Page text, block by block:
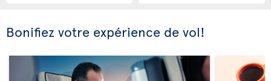
Bonifiez votre expérience de vol!